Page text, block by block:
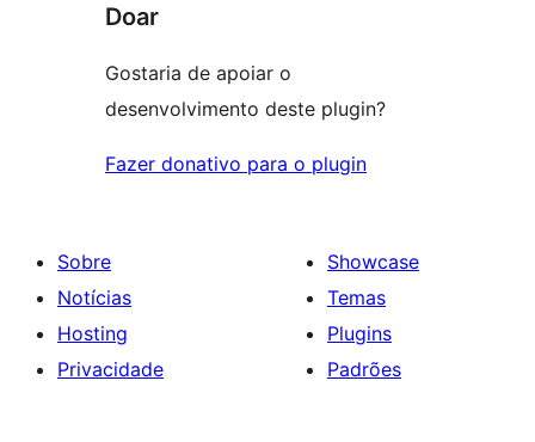
Doar
Gostaria de apoiar o
desenvolvimento deste plugin?
Fazer donativo para o plugin
Sobre
Notícias
Hosting
Privacidade
Showcase
Temas
Plugins
Padrões